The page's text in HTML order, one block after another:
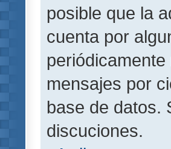
posible que la
cuenta por
mensajes por
base de datos.
discuciones.